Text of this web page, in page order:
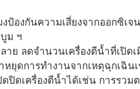
ป้องกันความเสี่ยงจากออกซิเ
ม ฯ
าย ลดจำนวนเครื่องตีน้ำที่เปิด
หยุดการทำงานจากเหตุฉุกเฉิน
ปิดเครื่องตีน้ำได้เช่น การรว